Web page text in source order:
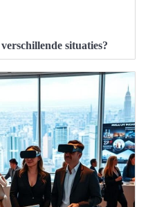
situaties?